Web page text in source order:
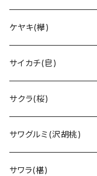
ケヤキ(欅)
サイカチ(皀)
サクラ(桜)
サワグルミ(沢胡桃)
サワラ(椹)